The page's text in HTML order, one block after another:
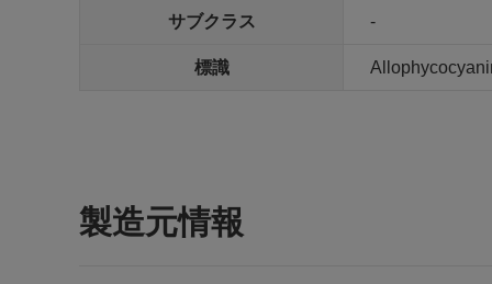
サブクラス -
標識
製造元情報